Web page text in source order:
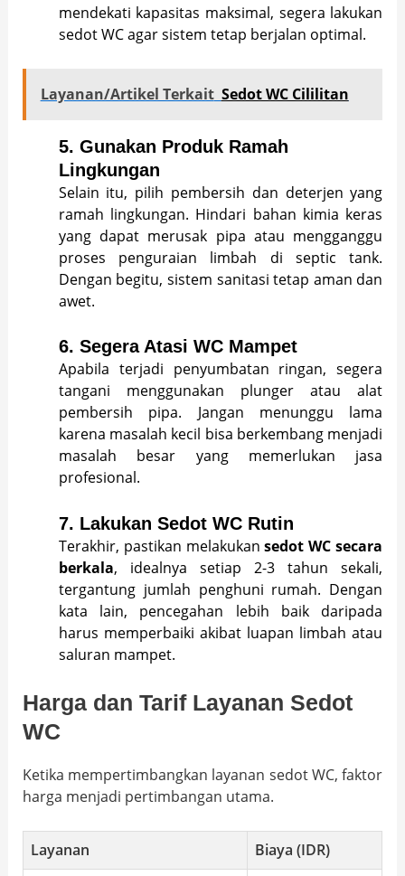
mendekati kapasitas maksimal, segera lakukan
sedot WC agar sistem tetap berjalan optimal.
Layanan/Artikel Terkait Sedot WC Cililitan
5. Gunakan Produk Ramah
Lingkungan
Selain itu, pilih pembersih dan deterjen yang
ramah lingkungan. Hindari bahan kimia keras
yang dapat merusak pipa atau mengganggu
proses penguraian limbah di septic tank.
Dengan begitu, sistem sanitasi tetap aman dan
awet.
6. Segera Atasi WC Mampet
Apabila terjadi penyumbatan ringan, segera
tangani menggunakan plunger atau alat
pembersih pipa. Jangan menunggu lama
karena masalah kecil bisa berkembang menjadi
masalah besar yang memerlukan jasa
profesional.
7. Lakukan Sedot WC Rutin
Terakhir, pastikan melakukansedot WC secara
berkala, idealnya setiap 2-3 tahun sekali,
tergantung jumlah penghuni rumah. Dengan
kata lain, pencegahan lebih baik daripada
harus memperbaiki akibat luapan limbah atau
saluran mampet.
Harga dan Tarif Layanan Sedot
WC
Ketika mempertimbangkan layanan sedot WC, faktor
harga menjadi pertimbangan utama.
Layanan Biaya (IDR)